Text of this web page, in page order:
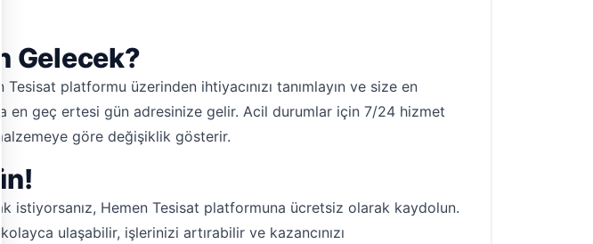
Gelecek?
platformu üzerinden ihtiyacınızı tanımlayın ve size en
en geç ertesi gün adresinize gelir. Acil durumlar için 7/24 hizmet
göre değişiklik gösterir.
istiyorsanız, Hemen Tesisat platformuna ücretsiz olarak kaydolun.
ulaşabilir, işlerinizi artırabilir ve kazancınızı